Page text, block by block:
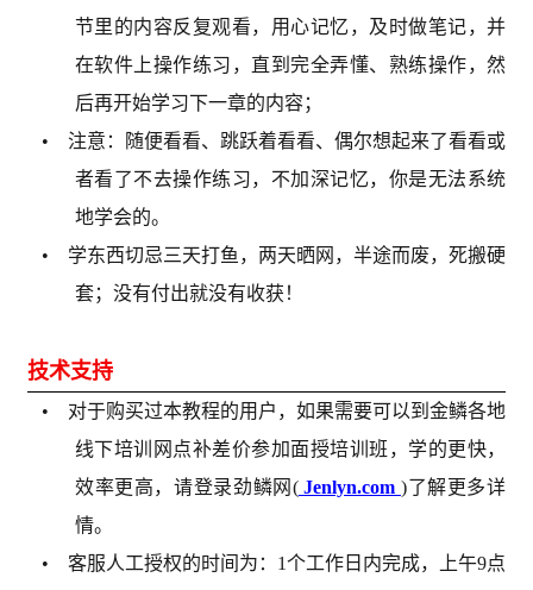
节里的内容反复观看，用心记忆，及时做笔记，并
在软件上操作练习，直到完全弄懂、熟练操作，然
后再开始学习下一章的内容；
• 注意：随便看看、跳跃着看看、偶尔想起来了看看或
者看了不去操作练习，不加深记忆，你是无法系统
地学会的。
• 学东西切忌三天打鱼，两天晒网，半途而废，死搬硬
套；没有付出就没有收获！
技术支持
• 对于购买过本教程的用户，如果需要可以到金鳞各地
线下培训网点补差价参加面授培训班，学的更快，
效率更高，请登录劲鳞网(Jenlyn.com )了解更多详
情。
• 客服人工授权的时间为：1个工作日内完成，上午9点